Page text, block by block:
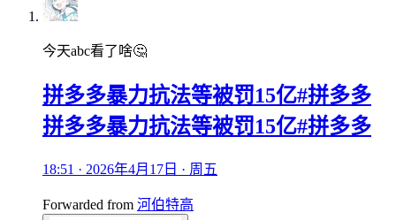
今天abc看了啥🤔
拼多多暴力抗法等被罚15亿#拼多多
拼多多暴力抗法等被罚15亿#拼多多
18:51 · 2026年4月17日 · 周五
Forwarded from 河伯特高